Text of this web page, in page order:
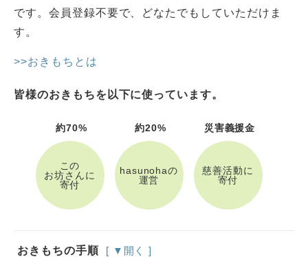
です。会員登録不要で、どなたでもしていただけま
す。
>>おきもちとは
皆様のおきもちを以下に使っています。
約70%
この
お坊さんに
寄付
約20%
hasunohaの
運営
災害義援金
慈善活動に
寄付
おきもちの手順 [ ▼開く ]